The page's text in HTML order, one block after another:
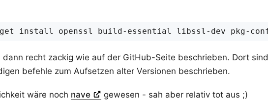
dann recht zackig wie auf der GitHub-Seite beschrieben. Dort sind
befehle zum Aufsetzen alter Versionen beschrieben.
wäre noch nave gewesen - sah aber relativ tot aus ;)